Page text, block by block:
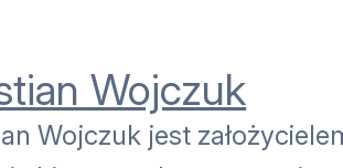
Wojczuk
Wojczuk jest